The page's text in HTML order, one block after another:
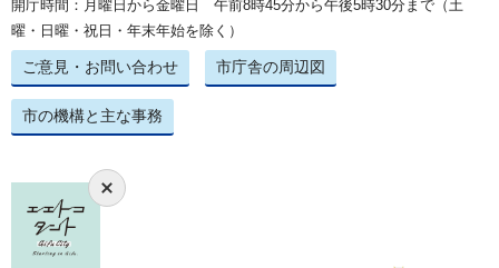
開庁時間：月曜日から金曜日 午前8時45分から午後5時30分まで（土
曜・日曜・祝日・年末年始を除く）
ご意見・お問い合わせ 市庁舎の周辺図
市の機構と主な事務